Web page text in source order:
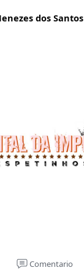
dos Santos
Comentario